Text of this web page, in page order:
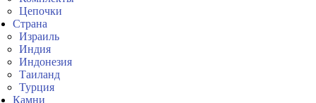
Цепочки
Страна
Израиль
Индия
Индонезия
Таиланд
Турция
Камни